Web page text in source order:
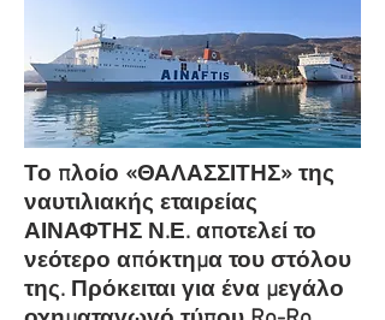
Το πλοίο «ΘΑΛΑΣΣΙΤΗΣ» της
ναυτιλιακής εταιρείας
ΑΙΝΑΦΤΗΣ Ν.Ε. αποτελεί το
νεότερο απόκτημα του στόλου
της. Πρόκειται για ένα μεγάλο